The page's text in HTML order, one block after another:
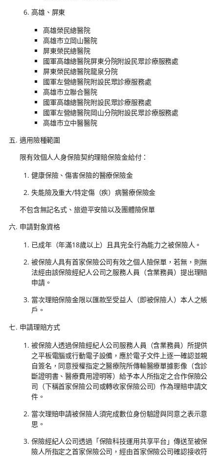
高雄、屏東
高雄榮民總醫院
高雄市立岡山醫院
屏東榮民總醫院
國軍高雄總醫院屏東分院附設民眾診療服務處
屏東榮民總醫院龍泉分院
國軍左營總醫院附設民眾診療服務處
高雄市立聯合醫院
國軍高雄總醫院附設民眾診療服務處
國軍左營總醫院岡山分院附設民眾診療服務處
高雄市立中醫醫院
適用險種範圍
限有效個人人身保險契約理賠保險金給付：
健康保險、傷害保險的醫療保險金
失能險及重大/特定傷（疾）病醫療保險金
不包含無記名式、旅遊平安險以及團體險保單
申請對象資格
已成年（年滿18歲以上）且具完全行為能力之被保險人。
被保險人具有首家保險公司有效之個人險保單，若無，則無
法經由該保險經紀人公司之服務人員（含業務員）提出理賠
申請。
當次理賠保險金限以匯款至受益人（即被保險人）本人之帳
戶。
申請理賠方式
被保險人透過保險經紀人公司服務人員（含業務員）所提供
之平板電腦或行動電子設備，應於電子文件上逐一確認並親
自簽名，同意授權指定之醫療院所傳輸醫療單據影像（含診
斷證明書、醫療費用證明等）給予本人所指定之合作保險公
司（下稱首家保險公司或轉收家保險公司）作為理賠申請文
件。
當次理賠申請被保險人須完成數位身份驗證與同意之表示意
思。
保險經紀人公司透過「保險科技運用共享平台」傳送至被保
險人所指定之首家保險公司，經由首家保險公司確認接收符